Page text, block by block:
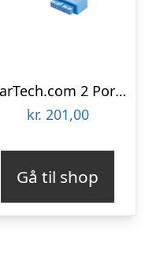
StarTech.com 2 Port USB 3.0 A Female Slo
kr. 201,00
Gå til shop